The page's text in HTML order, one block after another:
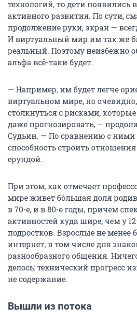
технологий, то дети появились
активного развития. По сути,
продолжение руки, экран —
И виртуальный мир им так же
реальный. Поэтому неизбежно
альфа всё-таки будет.
— Например, им будет легче
виртуальном мире, но
столкнуться с рисками,
даже прогнозировать, —
Судьин. — По сравнению с ними
способность строить
ерундой.
При этом, как отмечает
мире живет бóльшая доля
в 70-е, и в 80-е годы, причем
активностей куда шире, чем у
подростков. Взрослые не менее
интернет, в том числе для
разнообразного общения.
делось: технический прогресс
не содержание.
Вышли из потока